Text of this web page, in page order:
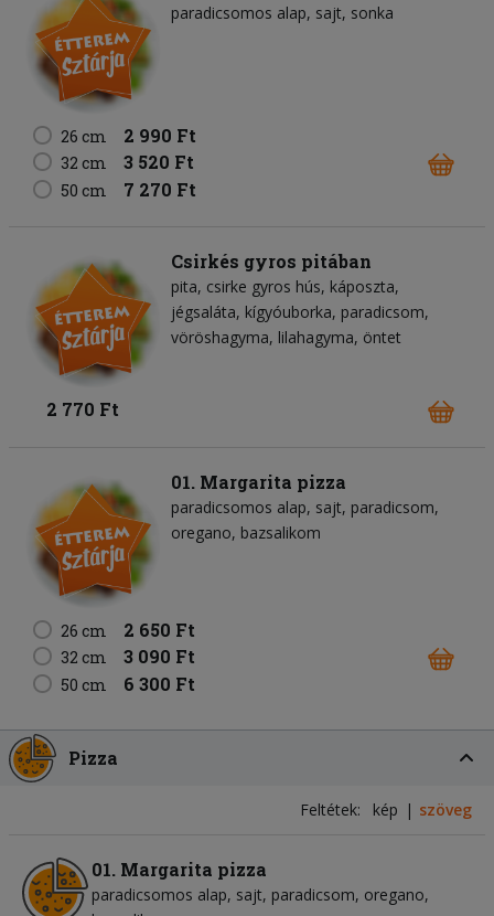
paradicsomos alap sajt sonka
26 cm 2 990 Ft
32 cm 3 520 Ft
50 cm 7 270 Ft
Csirkés gyros pitában
pita csirke gyros hús káposzta
jégsaláta kígyóuborka paradicsom
vöröshagyma lilahagyma öntet
2 770 Ft
01. Margarita pizza
paradicsomos alap sajt paradicsom
oregano bazsalikom
26 cm 2 650 Ft
32 cm 3 090 Ft
50 cm 6 300 Ft
Pizza
Feltétek: kép szöveg
01. Margarita pizza
paradicsomos alap sajt paradicsom oregano